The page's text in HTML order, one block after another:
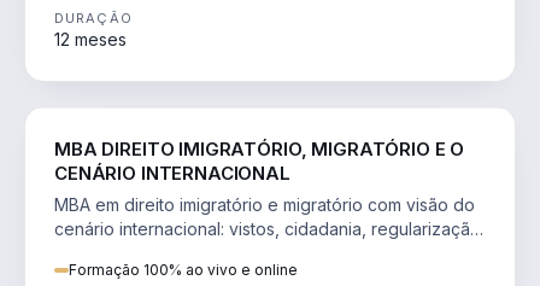
DURAÇÃO
12 meses
MBA DIREITO IMIGRATÓRIO, MIGRATÓRIO E O
CENÁRIO INTERNACIONAL
MBA em direito imigratório e migratório com visão do
cenário internacional: vistos, cidadania, regularização
Formação 100% ao vivo e online